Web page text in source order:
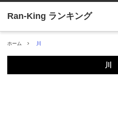
ホーム 川
川